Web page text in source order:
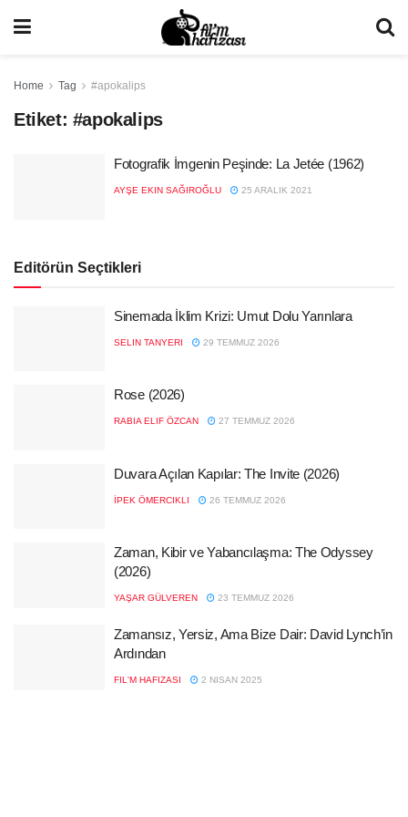
Home Tag #apokalips
Etiket: #apokalips
Fotografik İmgenin Peşinde: La Jetée (1962)
AYŞE EKIN SAĞIROĞLU 25 ARALIK 2021
Editörün Seçtikleri
Sinemada İklim Krizi: Umut Dolu Yarınlara
SELIN TANYERI 29 TEMMUZ 2026
Rose (2026)
RABIA ELIF ÖZCAN 27 TEMMUZ 2026
Duvara Açılan Kapılar: The Invite (2026)
İPEK ÖMERCIKLI 26 TEMMUZ 2026
Zaman, Kibir ve Yabancılaşma: The Odyssey
(2026)
YAŞAR GÜLVEREN 23 TEMMUZ 2026
Zamansız, Yersiz, Ama Bize Dair: David Lynch’in
Ardından
FIL'M HAFIZASI 2 NISAN 2025